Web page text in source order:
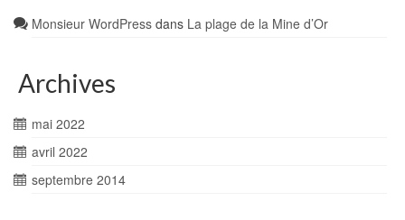
Monsieur WordPress dans La plage de la Mine d’Or
Archives
mai 2022
avril 2022
septembre 2014